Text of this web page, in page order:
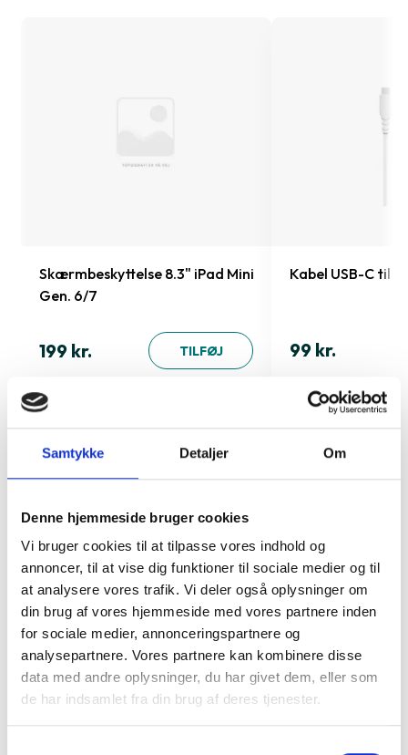
Samtykke Detaljer Om
Denne hjemmeside bruger cookies
Vi bruger cookies til at tilpasse vores indhold og
annoncer, til at vise dig funktioner til sociale medier og til
at analysere vores trafik. Vi deler også oplysninger om
din brug af vores hjemmeside med vores partnere inden
for sociale medier, annonceringspartnere og
analysepartnere. Vores partnere kan kombinere disse
data med andre oplysninger, du har givet dem, eller som
de har indsamlet fra din brug af deres tjenester.
Skærmbeskyttelse 8.3" iPad Mini
Gen. 6/7
199 kr. TILFØJ
Kabel USB-C til
99 kr.